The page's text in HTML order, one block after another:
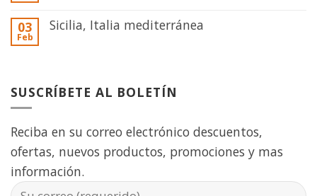
03
Feb
Sicilia, Italia mediterránea
SUSCRÍBETE AL BOLETÍN
Reciba en su correo electrónico descuentos,
ofertas, nuevos productos, promociones y mas
información.